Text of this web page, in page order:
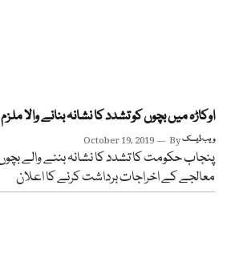
اوکاڑہ میں بچوں کو تشدد کا نشانہ بنانے والا
October 19, 2019 Byویب ڈیسک
پنجاب حکومت کا تشدد کا نشانہ بننے والے
معالجے کے اخراجات برداشت کرنے کا اعلان